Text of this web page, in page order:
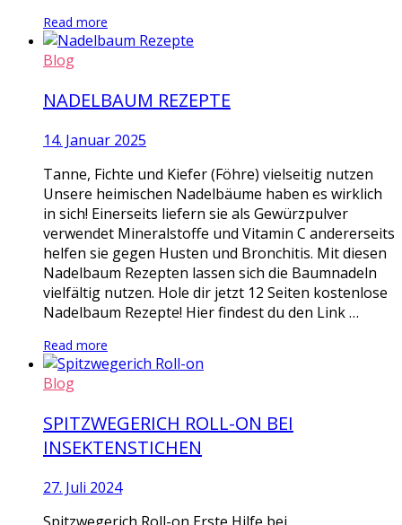
Read more
Blog
NADELBAUM REZEPTE
14. Januar 2025
Tanne, Fichte und Kiefer (Föhre) vielseitig nutzen
Unsere heimischen Nadelbäume haben es wirklich
in sich! Einerseits liefern sie als Gewürzpulver
verwendet Mineralstoffe und Vitamin C andererseits
helfen sie gegen Husten und Bronchitis. Mit diesen
Nadelbaum Rezepten lassen sich die Baumnadeln
vielfältig nutzen. Hole dir jetzt 12 Seiten kostenlose
Nadelbaum Rezepte! Hier findest du den Link …
Read more
Blog
SPITZWEGERICH ROLL-ON BEI
INSEKTENSTICHEN
27. Juli 2024